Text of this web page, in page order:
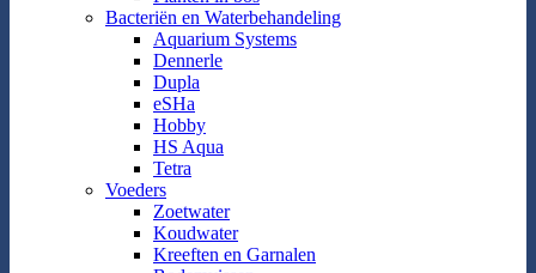
Bacteriën en Waterbehandeling
Aquarium Systems
Dennerle
Dupla
eSHa
Hobby
HS Aqua
Tetra
Voeders
Zoetwater
Koudwater
Kreeften en Garnalen